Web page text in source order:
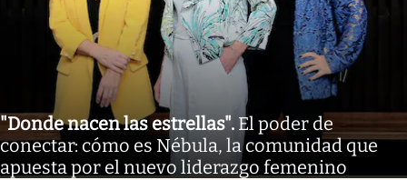
"Donde nacen las estrellas". El poder de
conectar: cómo es Nébula, la comunidad que
apuesta por el nuevo liderazgo femenino